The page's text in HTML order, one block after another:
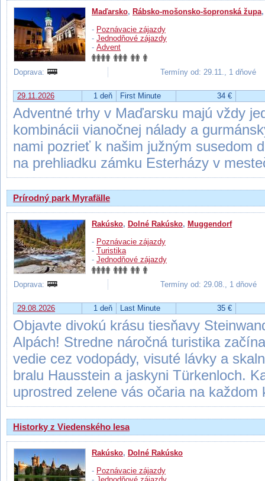
Maďarsko, Rábsko-mošonsko-šopronská župa
- Poznávacie zájazdy
- Jednodňové zájazdy
- Advent
Doprava: Termíny od: 29.11., 1 dňové
29.11.2026 1 deň First Minute 34 €
Adventné trhy v Maďarsku majú vždy
kombinácii vianočnej nálady a
nami pozrieť k našim južným susedom
na prehliadku zámku Esterházy v
Prírodný park Myrafälle
Rakúsko, Dolné Rakúsko, Muggendorf
- Poznávacie zájazdy
- Turistika
- Jednodňové zájazdy
Doprava: Termíny od: 29.08., 1 dňové
29.08.2026 1 deň Last Minute 35 €
Objavte divokú krásu tiesňavy
Alpách! Stredne náročná turistika
vedie cez vodopády, visuté lávky a
bralu Hausstein a jaskyni Türkenloch.
uprostred zelene vás očaria na každom
Historky z Viedenského lesa
Rakúsko, Dolné Rakúsko
- Poznávacie zájazdy